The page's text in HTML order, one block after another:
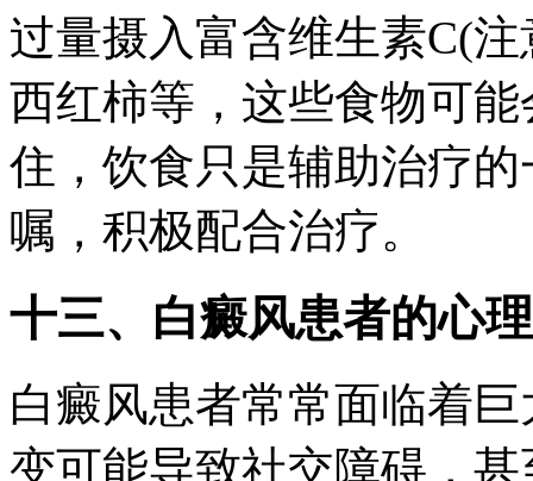
过量摄入富含维生素C(
西红柿等，这些食物可
住，饮食只是辅助治疗
嘱，积极配合治疗。
十三、白癜风患者的心
白癜风患者常常面临着
变可能导致社交障碍，